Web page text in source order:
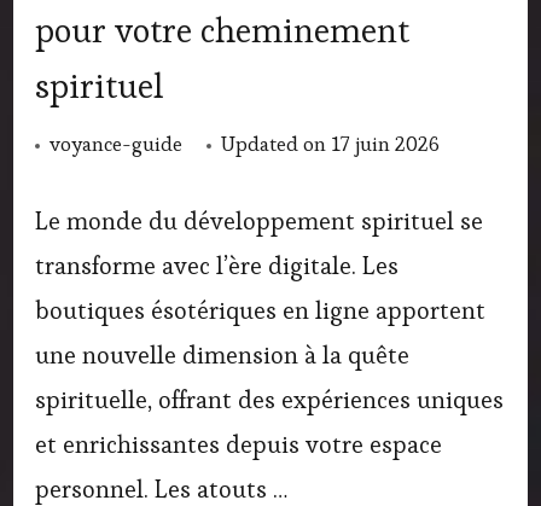
pour votre cheminement
spirituel
voyance-guide Updated on 17 juin 2026
Le monde du développement spirituel se
transforme avec l’ère digitale. Les
boutiques ésotériques en ligne apportent
une nouvelle dimension à la quête
spirituelle, offrant des expériences uniques
et enrichissantes depuis votre espace
personnel. Les atouts …